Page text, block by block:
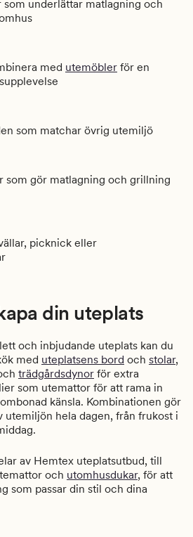
som underlättar matlagning och
med utemöbler för en
som matchar övrig utemiljö
som gör matlagning och grillning
picknick eller
din uteplats
och inbjudande uteplats kan du
med uteplatsens bord och stolar,
trädgårdsdynor för extra
som utemattor för att rama in
känsla. Kombinationen gör
utemiljön hela dagen, från frukost i
av Hemtex uteplatsutbud, till
och utomhusdukar, för att
som passar din stil och dina